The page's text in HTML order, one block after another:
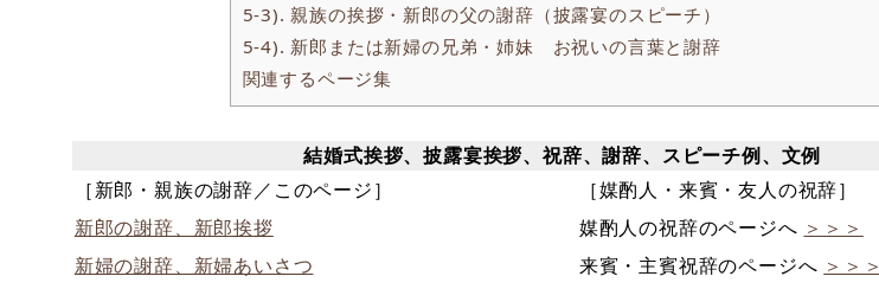
5-3). 親族の挨拶・新郎の父の謝辞（披露宴のスピーチ）
5-4). 新郎または新婦の兄弟・姉妹 お祝いの言葉と謝辞
関連するページ集
結婚式挨拶、披露宴挨拶、祝辞、謝辞、スピーチ例、文例
［新郎・親族の謝辞／このページ］
［媒酌人・来賓・友人の祝辞］
新郎の謝辞、新郎挨拶
媒酌人の祝辞のページへ ＞＞＞
新婦の謝辞、新婦あいさつ
来賓・主賓祝辞のページへ ＞＞＞